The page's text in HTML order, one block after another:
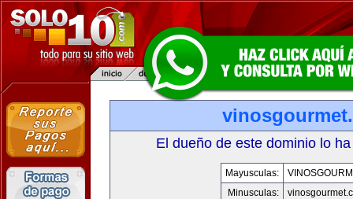
El dueño de este dominio lo
Mayusculas:
Minusculas: